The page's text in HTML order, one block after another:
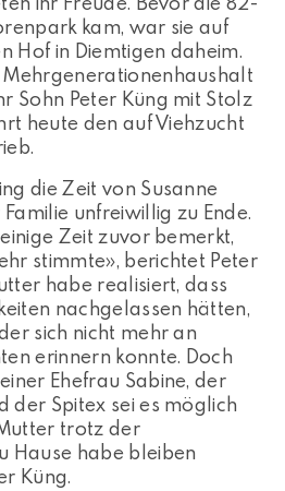
kam, war sie auf
Hof in Diemtigen daheim.
Mehrgenerationenhaushalt
Sohn Peter Küng mit Stolz
heute den auf Viehzucht
die Zeit von Susanne
unfreiwillig zu Ende.
Zeit zuvor bemerkt,
stimmte», berichtet Peter
habe realisiert, dass
nachgelassen hätten,
sich nicht mehr an
erinnern konnte. Doch
Ehefrau Sabine, der
der Spitex sei es möglich
trotz der
Hause habe bleiben
Küng.